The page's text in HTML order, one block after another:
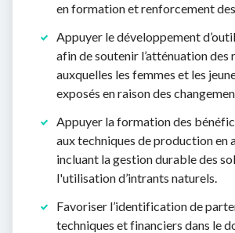
en formation et renforcement
Appuyer le développement
afin de soutenir l’atténuation des
auxquelles les femmes et les
exposés en raison des
Appuyer la formation des
aux techniques de production en
incluant la gestion durable des
l'utilisation d’intrants naturels.
Favoriser l’identification de
techniques et financiers dans le